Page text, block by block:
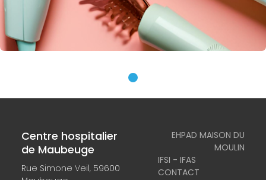
Centre hospitalier
de Maubeuge
Rue Simone Veil, 59600
EHPAD MAISON DU
MOULIN
IFSI - IFAS
CONTACT